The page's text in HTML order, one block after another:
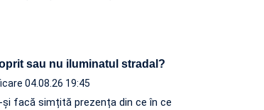
sau nu iluminatul stradal?
04.08.26 19:45
facă simțită prezența din ce în ce